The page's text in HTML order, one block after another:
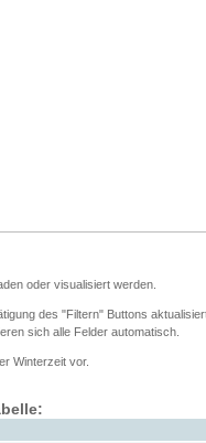
oder visualisiert werden.
des "Filtern" Buttons
sich alle Felder automatisch.
Winterzeit vor.